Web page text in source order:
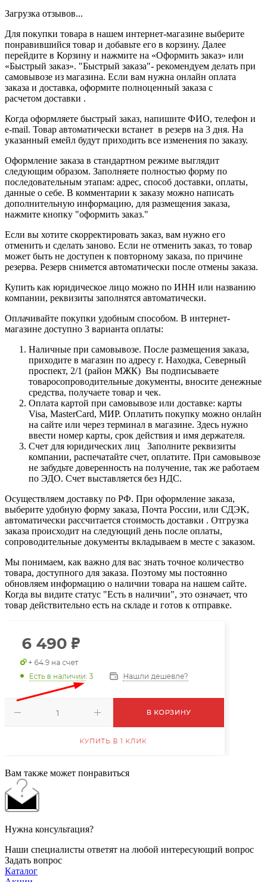
Загрузка отзывов...
Для покупки товара в нашем интернет-магазине выберите
понравившийся товар и добавьте его в корзину. Далее
перейдите в Корзину и нажмите на «Оформить заказ» или
«Быстрый заказ». "Быстрый заказа"- рекомендуем делать при
самовывозе из магазина. Если вам нужна онлайн оплата
заказа и доставка, оформите полноценный заказа с
расчетом доставки .
Когда оформляете быстрый заказ, напишите ФИО, телефон и
e-mail. Товар автоматически встанет в резерв на 3 дня. На
указанный емейл будут приходить все изменения по заказу.
Оформление заказа в стандартном режиме выглядит
следующим образом. Заполняете полностью форму по
последовательным этапам: адрес, способ доставки, оплаты,
данные о себе. В комментарии к заказу можно написать
дополнительную информацию, для размещения заказа,
нажмите кнопку "оформить заказ."
Если вы хотите скорректировать заказ, вам нужно его
отменить и сделать заново. Если не отменить заказ, то товар
может быть не доступен к повторному заказа, по причине
резерва. Резерв снимется автоматически после отмены заказа.
Купить как юридическое лицо можно по ИНН или названию
компании, реквизиты заполнятся автоматически.
Оплачивайте покупки удобным способом. В интернет-
магазине доступно 3 варианта оплаты:
Наличные при самовывозе. После размещения заказа,
приходите в магазин по адресу г. Находка, Северный
проспект, 2/1 (район МЖК) Вы подписываете
товаросопроводительные документы, вносите денежные
средства, получаете товар и чек.
Оплата картой при самовывозе или доставке: карты
Visa, MasterCard, МИР. Оплатить покупку можно онлайн
на сайте или через терминал в магазине. Здесь нужно
ввести номер карты, срок действия и имя держателя.
Счет для юридических лиц Заполните реквизиты
компании, распечатайте счет, оплатите. При самовывозе
не забудьте доверенность на получение, так же работаем
по ЭДО. Счет выставляется без НДС.
Осуществляем доставку по РФ. При оформление заказа,
выберите удобную форму заказа, Почта России, или СДЭК,
автоматически рассчитается стоимость доставки . Отгрузка
заказа происходит на следующий день после оплаты,
сопроводительные документы вкладываем в месте с заказом.
Мы понимаем, как важно для вас знать точное количество
товара, доступного для заказа. Поэтому мы постоянно
обновляем информацию о наличии товара на нашем сайте.
Когда вы видите статус "Есть в наличии", это означает, что
товар действительно есть на складе и готов к отправке.
Вам также может понравиться
Нужна консультация?
Наши специалисты ответят на любой интересующий вопрос
Задать вопрос
Каталог